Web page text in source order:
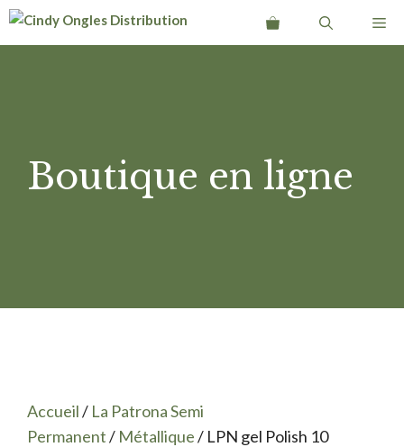
Aller
Boutique en ligne
Accueil/ La Patrona Semi
Permanent/ Métallique/ LPN gel Polish 10